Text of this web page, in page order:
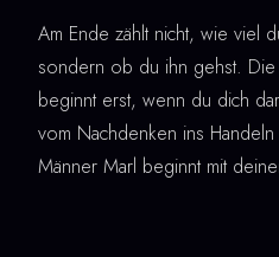
Am Ende zählt nicht, wie viel
sondern ob du ihn gehst. Die
beginnt erst, wenn du dich
vom Nachdenken ins
Männer Marl beginnt mit